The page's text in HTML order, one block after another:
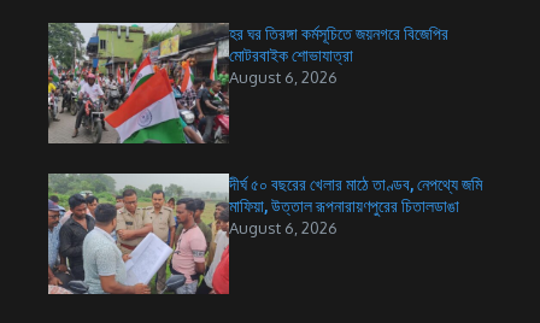
হর ঘর তিরঙ্গা কর্মসূচিতে জয়নগরে বিজেপির
মোটরবাইক শোভাযাত্রা
August 6, 2026
দীর্ঘ ৫০ বছরের খেলার মাঠে তাণ্ডব, নেপথ্যে জমি
মাফিয়া, উত্তাল রূপনারায়ণপুরের চিতালডাঙা
August 6, 2026